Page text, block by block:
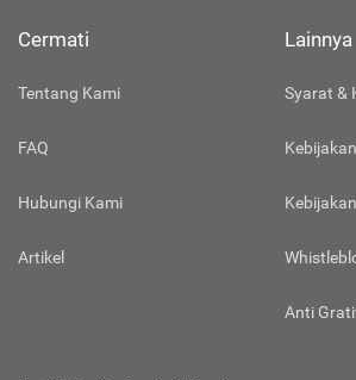
Cermati
Tentang Kami
FAQ
Hubungi Kami
Artikel
Lainnya
Syarat &
Anti